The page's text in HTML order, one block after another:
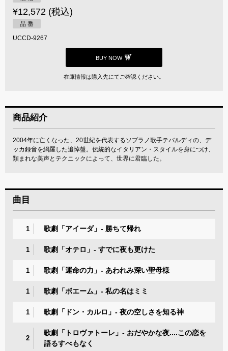
¥12,572 (税込)
品 番
UCCD-9267
BUY NOW
在庫情報は購入先にてご確認ください。
商品紹介
2004年に亡くなった、20世紀を代表するソプラノ歌手テバルディの、デ
ッカ録音を網羅した追悼盤。伝統的なイタリアン・スタイルを身につけ、
類まれな美声とテクニックによって、世界に君臨した。
曲目
1 歌劇「アイーダ」- 勝ちて帰れ
1 歌劇「オテロ」- すでに夜も更けた
1 歌劇「運命の力」- あわれみ深い聖母様
1 歌劇「ボエーム」- 私の名はミミ
1 歌劇「ドン・カルロ」- 夜の空しさを知る神
2
歌劇「トロヴァトーレ」- おだやかな夜....この恋を
語るすべもなく